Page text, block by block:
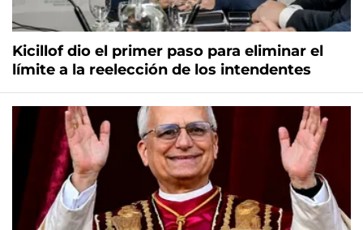
Kicillof dio el primer paso para eliminar el
límite a la reelección de los intendentes